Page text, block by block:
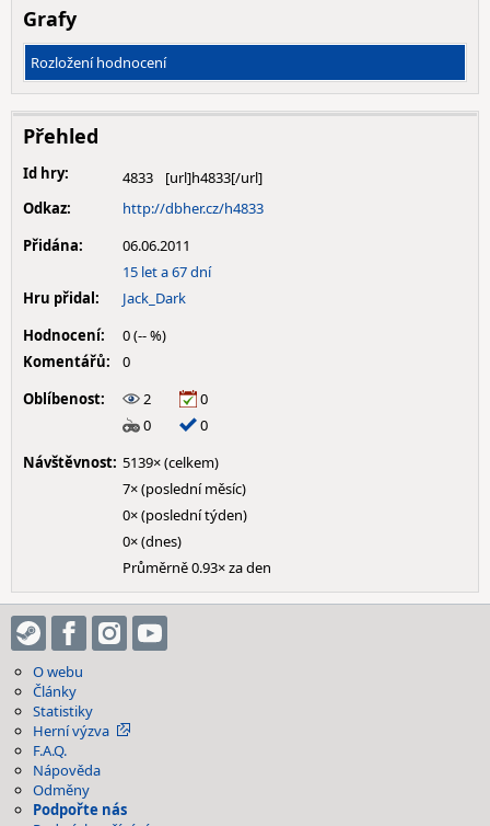
Grafy
Rozložení hodnocení
Přehled
Id hry:
4833
Odkaz:
http://dbher.cz/h4833
Přidána:
06.06.2011
15 let a 67 dní
Hru přidal:
Jack_Dark
Hodnocení:
0 (-- %)
Komentářů:
0
Oblíbenost:
2
0
0
0
Návštěvnost: 5139× (celkem)
7× (poslední měsíc)
0× (poslední týden)
0× (dnes)
Průměrně 0.93× za den
O webu
Články
Statistiky
Herní výzva
F.A.Q.
Nápověda
Odměny
Podpořte nás